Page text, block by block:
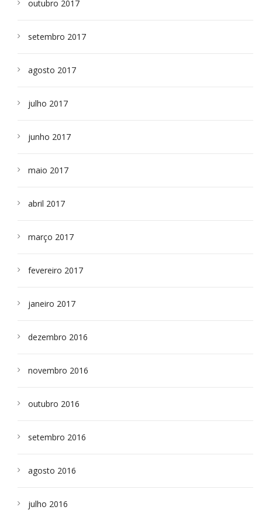
outubro 2017
setembro 2017
agosto 2017
julho 2017
junho 2017
maio 2017
abril 2017
março 2017
fevereiro 2017
janeiro 2017
dezembro 2016
novembro 2016
outubro 2016
setembro 2016
agosto 2016
julho 2016